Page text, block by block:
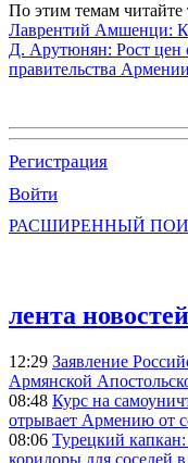
По этим темам читайте
Лаврентий Амшенци:
Д. Арутюнян: Рост цен
правительства Армении
Регистрация
Войти
РАСШИРЕННЫЙ
лента новостей
12:29 Заявление
Армянской
08:48 Курс на
отрывает Армению от
08:06 Турецкий